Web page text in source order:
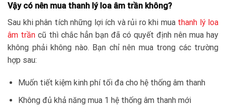
Vậy có nên mua thanh lý loa âm trần không?
Sau khi phân tích những lợi ích và rủi ro khi mua thanh lý loa
âm trần cũ thì chắc hẳn bạn đã có quyết định nên mua hay
không phải không nào. Bạn chỉ nên mua trong các trường
hợp sau:
Muốn tiết kiệm kinh phí tối đa cho hệ thống âm thanh
Không đủ khả năng mua 1 hệ thống âm thanh mới